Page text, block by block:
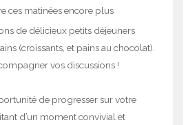
ces matinées encore plus
de délicieux petits déjeuners
(croissants, et pains au chocolat).
vos discussions !
de progresser sur votre
d’un moment convivial et